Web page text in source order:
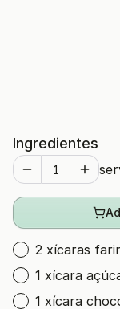
Ingredientes
2 xícaras
1 xícara
1 xícara